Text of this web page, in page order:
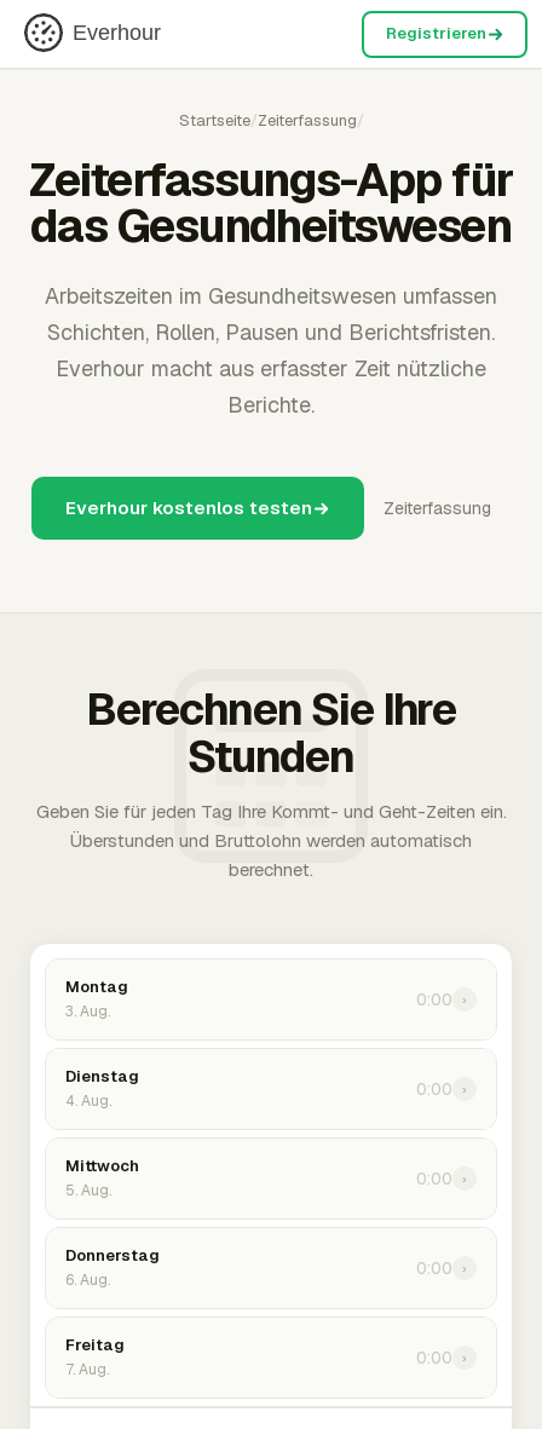
Everhour Registrieren
Startseite/Zeiterfassung/
Zeiterfassungs-App für
das Gesundheitswesen
Arbeitszeiten im Gesundheitswesen umfassen
Schichten, Rollen, Pausen und Berichtsfristen.
Everhour macht aus erfasster Zeit nützliche
Berichte.
Everhour kostenlos testen Zeiterfassung
Berechnen Sie Ihre
Stunden
Geben Sie für jeden Tag Ihre Kommt- und Geht-Zeiten ein.
Überstunden und Bruttolohn werden automatisch
berechnet.
Montag
3. Aug.
0:00 ›
Dienstag
4. Aug.
0:00 ›
Mittwoch
5. Aug.
0:00 ›
Donnerstag
6. Aug.
0:00 ›
Freitag
7. Aug.
0:00 ›